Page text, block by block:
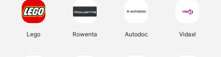
Lego Rowenta Autodoc Vidaxl